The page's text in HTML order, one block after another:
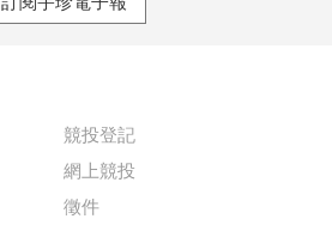
競投登記
網上競投
徵件